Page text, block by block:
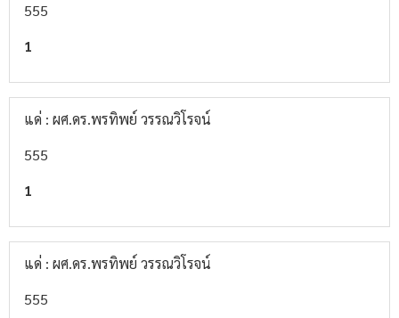
555
1
แด่ : ผศ.ดร.พรทิพย์ วรรณวิโรจน์
555
1
แด่ : ผศ.ดร.พรทิพย์ วรรณวิโรจน์
555